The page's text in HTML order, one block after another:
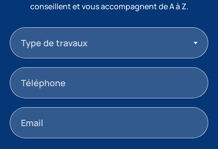
conseillent et vous accompagnent de A à Z.
Type de travaux